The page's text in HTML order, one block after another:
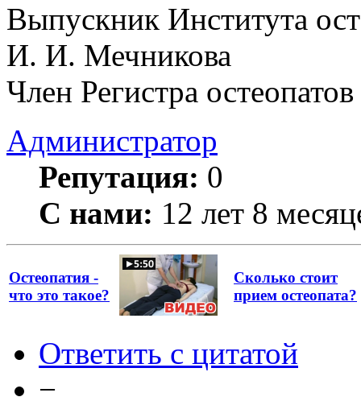
Выпускник Института
И. И. Мечникова
Член Регистра
Администратор
Репутация: 0
С нами: 12 лет 8
Остеопатия -
что это такое?
Сколько стоит
прием остеопата?
Ответить с цитатой
−